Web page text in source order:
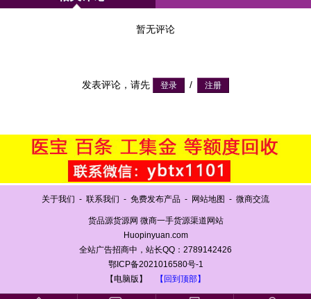
暂无评论
发表评论，请先 /
关于我们 - 联系我们 - 免费发布产品 - 网站地图 - 微商交流
货品源货源网 微商一手货源渠道网站
Huopinyuan.com
全站广告招商中，站长QQ：2789142426
鄂ICP备2021016580号-1
【电脑版】
【回到顶部】